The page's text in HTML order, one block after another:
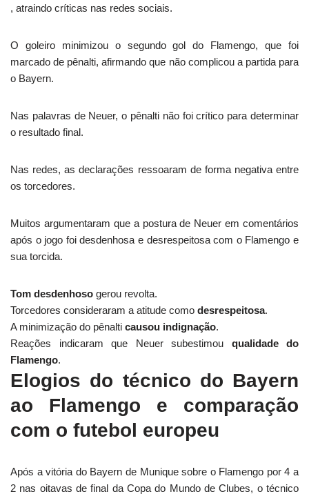
, atraindo críticas nas redes sociais.
O goleiro minimizou o segundo gol do Flamengo, que foi
marcado de pênalti, afirmando que não complicou a partida para
o Bayern.
Nas palavras de Neuer, o pênalti não foi crítico para determinar
o resultado final.
Nas redes, as declarações ressoaram de forma negativa entre
os torcedores.
Muitos argumentaram que a postura de Neuer em comentários
após o jogo foi desdenhosa e desrespeitosa com o Flamengo e
sua torcida.
Tom desdenhoso gerou revolta.
Torcedores consideraram a atitude como desrespeitosa.
A minimização do pênalti causou indignação.
Reações indicaram que Neuer subestimou qualidade do
Flamengo.
Elogios do técnico do Bayern
ao Flamengo e comparação
com o futebol europeu
Após a vitória do Bayern de Munique sobre o Flamengo por 4 a
2 nas oitavas de final da Copa do Mundo de Clubes, o técnico